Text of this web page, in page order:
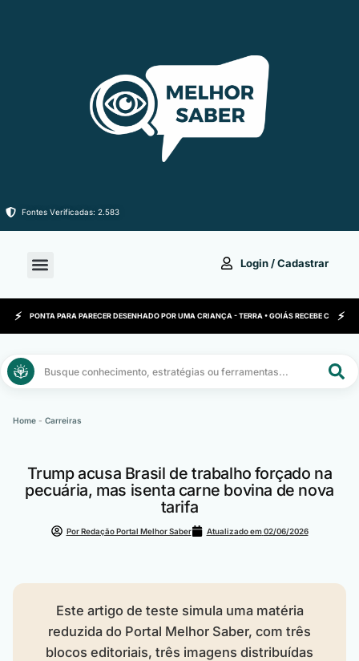
Fontes Verificadas: 2.583
Login / Cadastrar
DE PONTA PARA PARECER DESENHADO POR UMA CRIANÇA - TERRA • GOIÁS RECEBE
Pesquisar
Home -Carreiras
Trump acusa Brasil de trabalho forçado na
pecuária, mas isenta carne bovina de nova
tarifa
Por Redação Portal Melhor Saber Atualizado em 02/06/2026
Este artigo de teste simula uma matéria
reduzida do Portal Melhor Saber, com três
blocos editoriais, três imagens distribuídas